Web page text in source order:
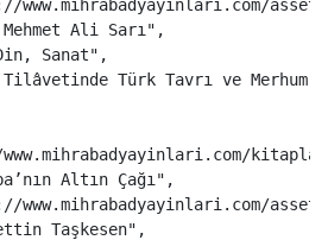
www.mihrabadyayinlari.com/
Ali Sarı " ,
Sanat" ,
Tilâvetinde Türk Tavrı ve
Altın Çağı " ,
www.mihrabadyayinlari.com/
Taşkesen" ,